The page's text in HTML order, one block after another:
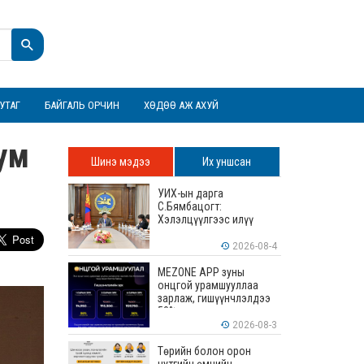
БАЙГАЛЬ ОРЧИН ХӨДӨӨ АЖ АХУЙ
Шинэ мэдээ Их уншсан
УИХ-ын дарга
С.Бямбацогт:
Хэлэлцүүлгээс илүү
илүү бодит үр дүн чухал
2026-08-4
MEZONE APP зуны
онцгой урамшууллаа
зарлаж, гишүүнчлэлдээ
50% хүртэлх хөнгөлөлт
үзүүлж эхэллээ 2026-08-3
Төрийн болон орон